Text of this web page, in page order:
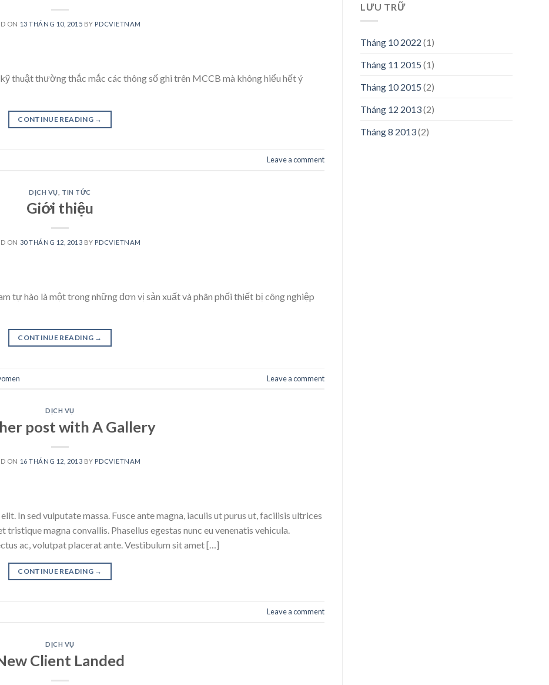
ON 13 THÁNG 10, 2015 BY PDCVIETNAM
thuật thường thắc mắc các thông số ghi trên MCCB mà không hiểu hết ý
CONTINUE READING →
Leave a comment
DỊCH VỤ TIN TỨC
Giới thiệu
ON 30 THÁNG 12, 2013 BY PDCVIETNAM
tự hào là một trong những đơn vị sản xuất và phân phối thiết bị công nghiệp
CONTINUE READING →
Leave a comment
DỊCH VỤ
post with A Gallery
ON 16 THÁNG 12, 2013 BY PDCVIETNAM
In sed vulputate massa. Fusce ante magna, iaculis ut purus ut, facilisis ultrices
magna convallis. Phasellus egestas nunc eu venenatis vehicula.
ac, volutpat placerat ante. Vestibulum sit amet […]
CONTINUE READING →
Leave a comment
DỊCH VỤ
Client Landed
LƯU TRỮ
Tháng 10 2022 (1)
Tháng 11 2015 (1)
Tháng 10 2015 (2)
Tháng 12 2013(2)
Tháng 8 2013(2)